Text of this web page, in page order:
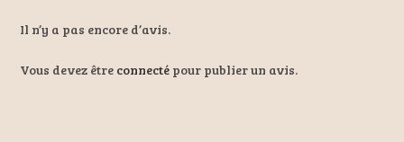
Il n’y a pas encore d’avis.
Vous devez être connecté pour publier un avis.